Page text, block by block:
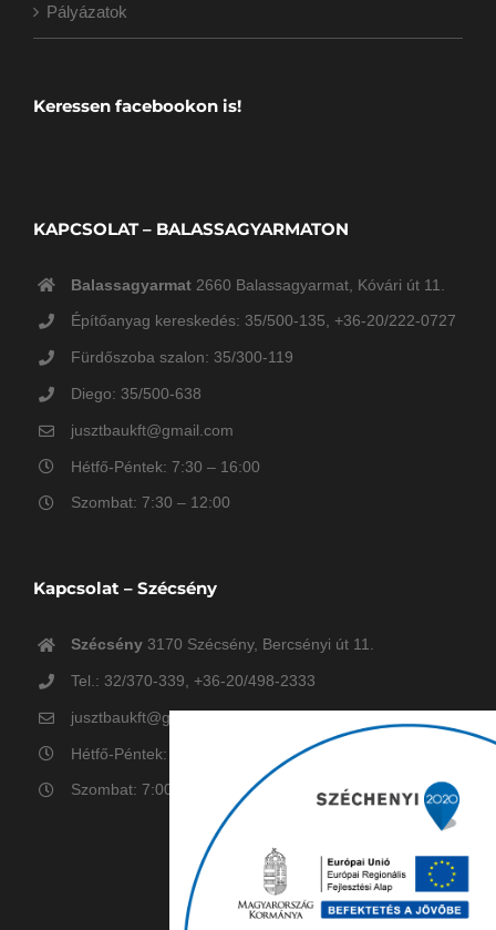
Pályázatok
Keressen facebookon is!
KAPCSOLAT – BALASSAGYARMATON
Balassagyarmat2660 Balassagyarmat, Kóvári út 11.
Építőanyag kereskedés: 35/500-135, +36-20/222-0727
Fürdőszoba szalon: 35/300-119
Diego: 35/500-638
jusztbaukft@gmail.com
Hétfő-Péntek: 7:30 – 16:00
Szombat: 7:30 – 12:00
Kapcsolat – Szécsény
Szécsény3170 Szécsény, Bercsényi út 11.
Tel.: 32/370-339, +36-20/498-2333
jusztbaukft@gmail.com
Hétfő-Péntek: 7:00 – 16:00
Szombat: 7:00 – 12:00